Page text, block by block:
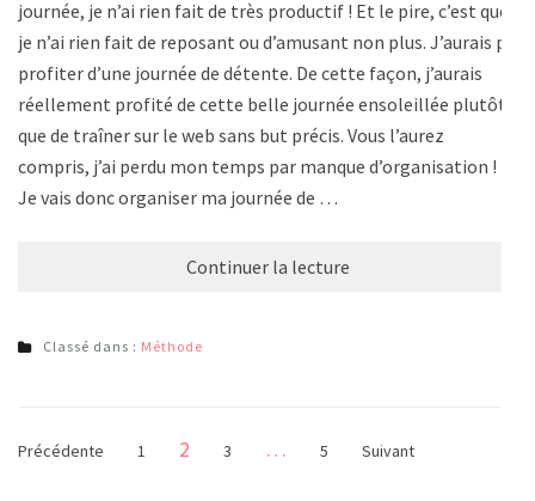
journée, je n’ai rien fait de très productif ! Et le pire, c’est que
je n’ai rien fait de reposant ou d’amusant non plus. J’aurais pu
profiter d’une journée de détente. De cette façon, j’aurais
réellement profité de cette belle journée ensoleillée plutôt
que de traîner sur le web sans but précis. Vous l’aurez
compris, j’ai perdu mon temps par manque d’organisation !
Je vais donc organiser ma journée de …
Continuer la lecture
Classé dans : Méthode
Pagination
Précédente Page
1 Page
2 Page
3 … Page
5 Suivant